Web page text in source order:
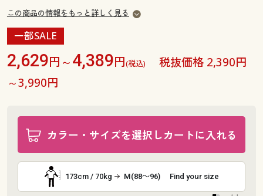
よくある質問とお問い合わせ
この商品の情報をもっと詳しく見る
一部SALE
2,629円～4,389円(税込)
税抜価格 2,390円
～3,990円
カラー・サイズを選択しカートに入れる
173cm / 70kg M(88～96) Find your size